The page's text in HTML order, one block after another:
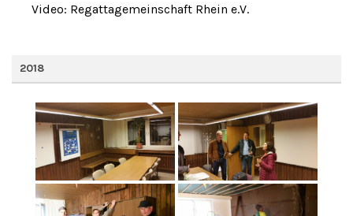
Video: Regattagemeinschaft Rhein e.V.
2018